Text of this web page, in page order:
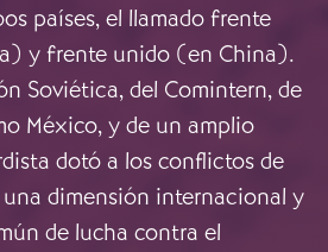
países, el llamado frente
y frente unido (en China).
Soviética, del Comintern, de
México, y de un amplio
dotó a los conflictos de
dimensión internacional y
de lucha contra el